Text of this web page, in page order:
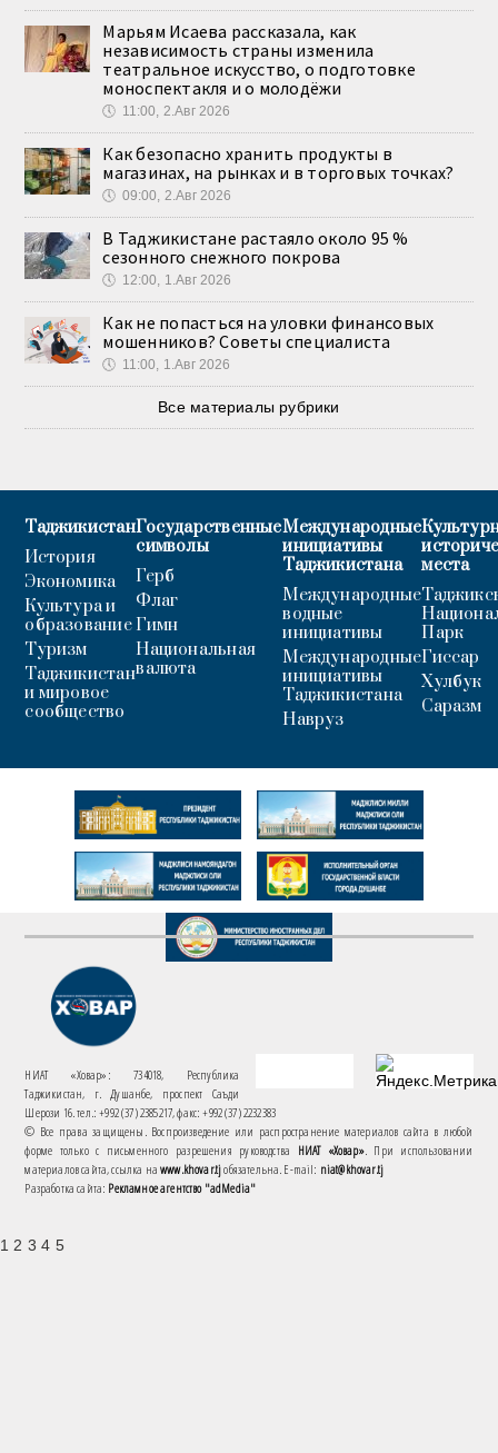
Марьям Исаева рассказала, как
независимость страны изменила
театральное искусство, о подготовке
моноспектакля и о молодёжи
🕔 11:00, 2.Авг 2026
Как безопасно хранить продукты в
магазинах, на рынках и в торговых точках?
🕔 09:00, 2.Авг 2026
В Таджикистане растаяло около 95 %
сезонного снежного покрова
🕔 12:00, 1.Авг 2026
Как не попасться на уловки финансовых
мошенников? Советы специалиста
🕔 11:00, 1.Авг 2026
Все материалы рубрики
Таджикистан
История
Экономика
Культура и
образование
Туризм
Таджикистан
и мировое
сообщество
Государственные
символы
Герб
Флаг
Гимн
Национальная
валюта
Международные
инициативы
Таджикистана
Международные
водные
инициативы
Международные
инициативы
Таджикистана
Навруз
места
Парк
Гиссар
Хулбук
Саразм
НИАТ «Ховар»: 734018, Республика
Таджикистан, г. Душанбе, проспект Саъди
Шерози 16. тел.: +992 (37) 2385217, факс: +992 (37) 2232383
© Все права защищены. Воспроизведение или распространение материалов сайта в любой
форме только с письменного разрешения руководства НИАТ «Ховар». При использовании
материалов сайта, ссылка наwww.khovar.tjобязательна. E-mail: niat@khovar.tj
Разработка сайта: Рекламное агентство "adMedia"
1 2 3 4 5